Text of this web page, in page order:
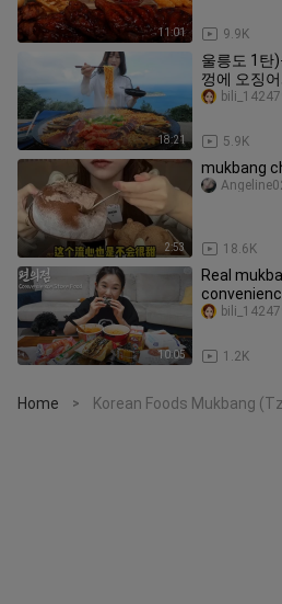
11:01 9.9K
18:21
울릉도 1탄
껑에 오징
5.9K
2:53
mukbang
18.6K
10:05
Real
Ramyun,
1.2K
Home > Korean Foods Mukbang